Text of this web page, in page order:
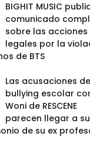
BIGHIT MUSIC
comunicado
sobre las acciones
legales por la
de BTS
Las acusaciones de
bullying escolar
Woni de RESCENE
parecen llegar a
de su ex